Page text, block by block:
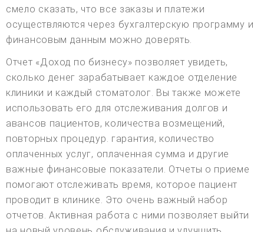
смело сказать, что все заказы и платежи
осуществляются через бухгалтерскую программу и
финансовым данным можно доверять.
Отчет «Доход по бизнесу» позволяет увидеть,
сколько денег зарабатывает каждое отделение
клиники и каждый стоматолог. Вы также можете
использовать его для отслеживания долгов и
авансов пациентов, количества возмещений,
повторных процедур. гарантия, количество
оплаченных услуг, оплаченная сумма и другие
важные финансовые показатели. Отчеты о приеме
помогают отслеживать время, которое пациент
проводит в клинике. Это очень важный набор
отчетов. Активная работа с ними позволяет выйти